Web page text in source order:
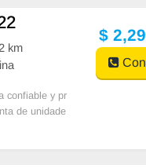
km
confiable y pr
de unidade
$